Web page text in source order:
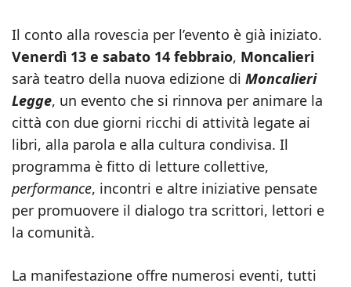
Il conto alla rovescia per l’evento è già iniziato.
Venerdì 13 e sabato 14 febbraio, Moncalieri
sarà teatro della nuova edizione di Moncalieri
Legge, un evento che si rinnova per animare la
città con due giorni ricchi di attività legate ai
libri, alla parola e alla cultura condivisa. Il
programma è fitto di letture collettive,
performance, incontri e altre iniziative pensate
per promuovere il dialogo tra scrittori, lettori e
la comunità.
La manifestazione offre numerosi eventi, tutti